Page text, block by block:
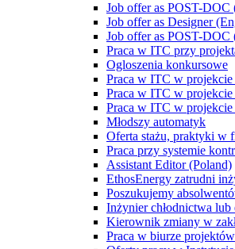
Job offer as POST-DOC
Job offer as Designer
Job offer as POST-DOC
Praca w ITC przy
Ogloszenia konkursowe
Praca w ITC w
Praca w ITC w
Praca w ITC w
Młodszy automatyk
Oferta stażu, praktyki w
Praca przy systemie
Assistant Editor (Poland)
EthosEnergy zatrudni
Poszukujemy
Inżynier chłodnictwa lub
Kierownik zmiany w
Praca w biurze projektów